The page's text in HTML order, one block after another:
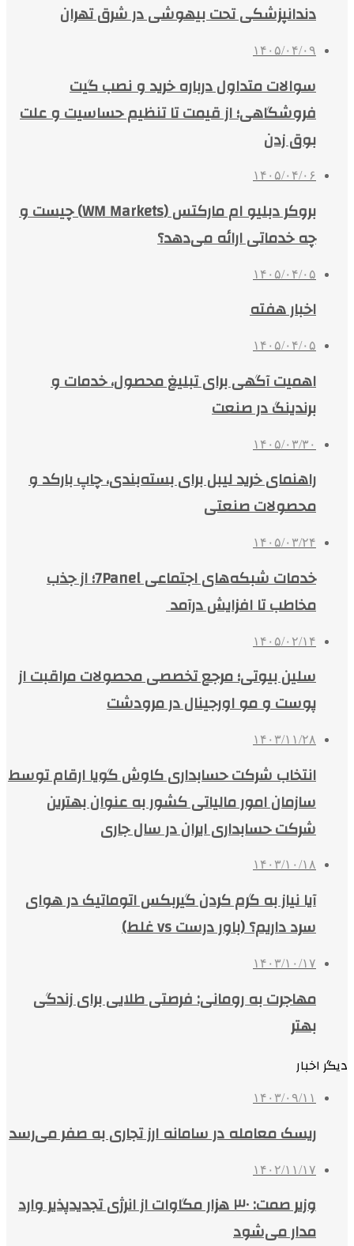
دندانپزشکی تحت بیهوشی در شرق تهران
۱۴۰۵/۰۴/۰۹
سوالات متداول درباره خرید و نصب گیت
فروشگاهی؛ از قیمت تا تنظیم حساسیت و علت
بوق زدن
۱۴۰۵/۰۴/۰۶
بروکر دبلیو ام مارکتس (WM Markets) چیست و
چه خدماتی ارائه می‌دهد؟
۱۴۰۵/۰۴/۰۵
اخبار هفته
۱۴۰۵/۰۴/۰۵
اهمیت آگهی برای تبلیغ محصول، خدمات و
برندینگ در صنعت
۱۴۰۵/۰۳/۳۰
راهنمای خرید لیبل برای بسته‌بندی، چاپ بارکد و
محصولات صنعتی
۱۴۰۵/۰۳/۲۴
خدمات شبکه‌های اجتماعی 7Panel؛ از جذب
مخاطب تا افزایش درآمد
۱۴۰۵/۰۲/۱۴
سلین بیوتی؛ مرجع تخصصی محصولات مراقبت از
پوست و مو اورجینال در مرودشت
۱۴۰۳/۱۱/۲۸
انتخاب شرکت حسابداری کاوش گویا ارقام توسط
سازمان امور مالیاتی کشور به عنوان بهترین
شرکت حسابداری ایران در سال جاری
۱۴۰۳/۱۰/۱۸
آیا نیاز به گرم کردن گیربکس اتوماتیک در هوای
سرد داریم؟ (باور درست vs غلط)
۱۴۰۳/۱۰/۱۷
مهاجرت به رومانی: فرصتی طلایی برای زندگی
بهتر
دیگر اخبار
۱۴۰۳/۰۹/۱۱
ریسک معامله در سامانه ارز تجاری به صفر می‌رسد
۱۴۰۲/۱۱/۱۷
وزیر صمت: ۳۰ هزار مگاوات از انرژی تجدیدپذیر وارد
مدار می‌شود